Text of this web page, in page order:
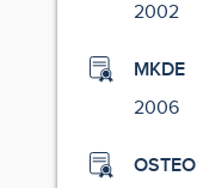
2002
MKDE
2006
OSTEO